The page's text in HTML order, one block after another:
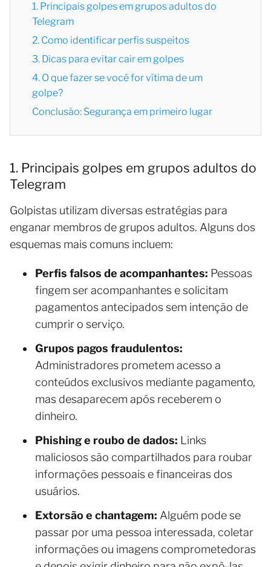
1. Principais golpes em grupos adultos do
Telegram
2. Como identificar perfis suspeitos
3. Dicas para evitar cair em golpes
4. O que fazer se você for vítima de um
golpe?
Conclusão: Segurança em primeiro lugar
1. Principais golpes em grupos adultos do
Telegram
Golpistas utilizam diversas estratégias para
enganar membros de grupos adultos. Alguns dos
esquemas mais comuns incluem:
Perfis falsos de acompanhantes: Pessoas
fingem ser acompanhantes e solicitam
pagamentos antecipados sem intenção de
cumprir o serviço.
Grupos pagos fraudulentos:
Administradores prometem acesso a
conteúdos exclusivos mediante pagamento,
mas desaparecem após receberem o
dinheiro.
Phishing e roubo de dados: Links
maliciosos são compartilhados para roubar
informações pessoais e financeiras dos
usuários.
Extorsão e chantagem: Alguém pode se
passar por uma pessoa interessada, coletar
informações ou imagens comprometedoras